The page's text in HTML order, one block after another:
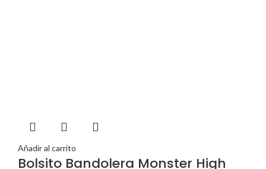
Añadir al carrito
Bolsito Bandolera Monster High